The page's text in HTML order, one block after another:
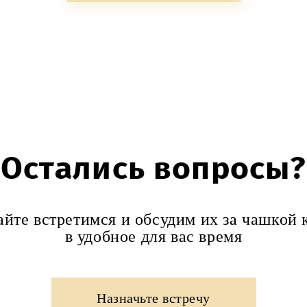
Остались вопросы?
встретимся и обсудим их за чашкой
в удобное для вас время
Назначьте встречу